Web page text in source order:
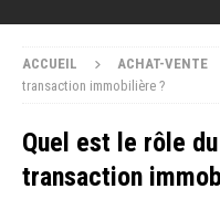
ACCUEIL ACHAT-VENTE
transaction immobilière ?
Quel est le rôle
transaction